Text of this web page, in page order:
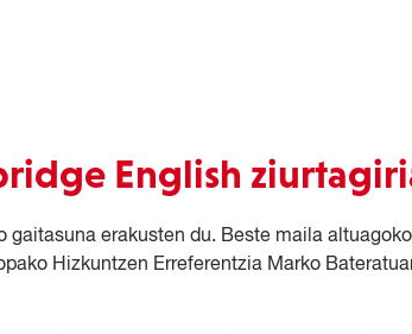
English
gaitasuna erakusten du. Beste maila
Hizkuntzen Erreferentzia Marko